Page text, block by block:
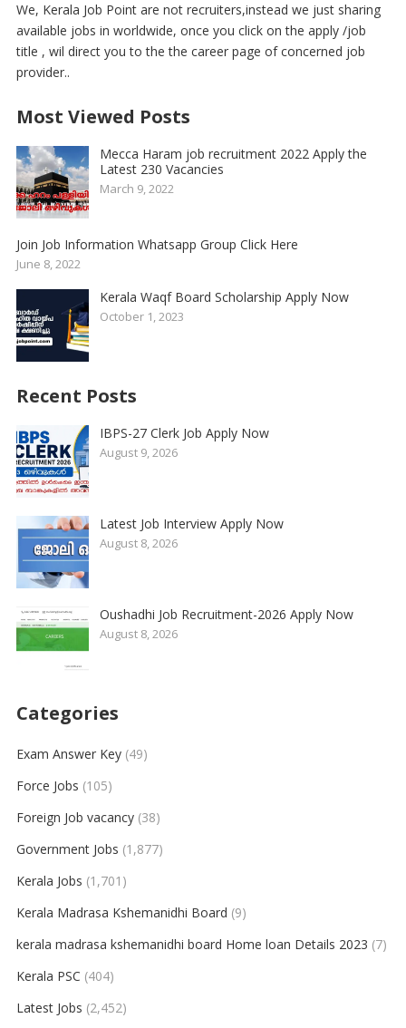
We, Kerala Job Point are not recruiters,instead we just sharing
available jobs in worldwide, once you click on the apply /job
title , wil direct you to the the career page of concerned job
provider..
Most Viewed Posts
Mecca Haram job recruitment 2022 Apply the
Latest 230 Vacancies
March 9, 2022
Join Job Information Whatsapp Group Click Here
June 8, 2022
Kerala Waqf Board Scholarship Apply Now
October 1, 2023
Recent Posts
IBPS-27 Clerk Job Apply Now
August 9, 2026
Latest Job Interview Apply Now
August 8, 2026
Oushadhi Job Recruitment-2026 Apply Now
August 8, 2026
Categories
Exam Answer Key(49)
Force Jobs (105)
Foreign Job vacancy(38)
Government Jobs (1,877)
Kerala Jobs (1,701)
Kerala Madrasa Kshemanidhi Board (9)
kerala madrasa kshemanidhi board Home loan Details 2023 (7)
Kerala PSC (404)
Latest Jobs (2,452)